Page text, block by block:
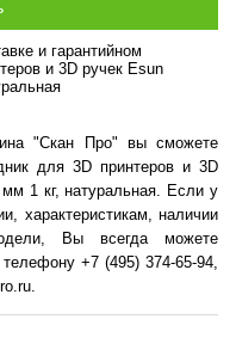
и гарантийном
и 3D ручек Esun
"Скан Про" вы сможете
для 3D принтеров и 3D
1 кг, натуральная. Если у
характеристикам, наличии
Вы всегда можете
+7 (495) 374-65-94,